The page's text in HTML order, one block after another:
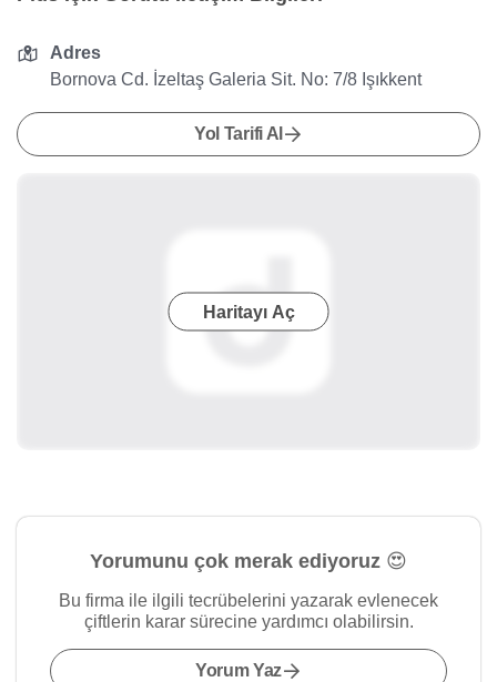
Adres
Bornova Cd. İzeltaş Galeria Sit. No: 7/8 Işıkkent
Yol Tarifi Al
Haritayı Aç
Yorumunu çok merak ediyoruz 😍
Bu firma ile ilgili tecrübelerini yazarak evlenecek
çiftlerin karar sürecine yardımcı olabilirsin.
Yorum Yaz